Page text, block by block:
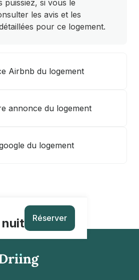
puissiez, si vous le
les avis et les
pour ce logement.
Airbnb du logement
annonce du logement
du logement
Réserver